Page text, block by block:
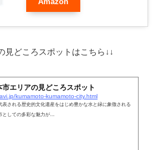
Amazon
どころスポットはこちら↓↓
市エリアの見どころスポット
kumamoto-kumamoto-city.html
表される歴史的文化遺産をはじめ豊かな水と緑に象徴される
としての多彩な魅力が…